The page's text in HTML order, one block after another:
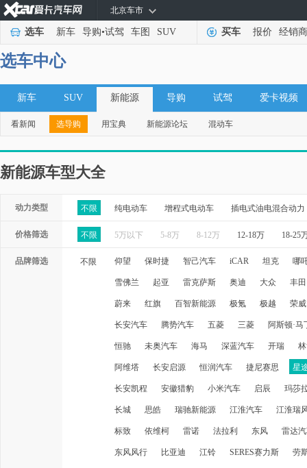
北京车市
选车 新车 导购•试驾 车图 SUV 买车 报价 经销商
选车中心
新车 SUV 新能源 导购 试驾 爱卡视频
看新闻 选导购 用宝典 新能源论坛 混动车
新能源车型大全
动力类型 不限 纯电动车 增程式电动车 插电式油电混合动力
价格筛选 不限 5万以下 5-8万 8-12万 12-18万 18-25
品牌筛选 不限 仰望 保时捷 智己汽车 iCAR 坦克 哪
雪佛兰 起亚 雷克萨斯 奥迪 大众 丰田
蔚来 红旗 百智新能源 极氪 极越 荣威
长安汽车 腾势汽车 五菱 三菱 阿斯顿·马
恒驰 未奥汽车 海马 深蓝汽车 开瑞
阿维塔 长安启源 恒润汽车 捷尼赛思 星
长安凯程 安徽猎豹 小米汽车 启辰 玛莎
长城 思皓 瑞驰新能源 江淮汽车 江淮瑞
标致 依维柯 雷诺 法拉利 东风 雷达
东风风行 比亚迪 江铃 SERES赛力斯 劳